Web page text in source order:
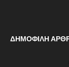
ΔΗΜΟΦΙΛΗ